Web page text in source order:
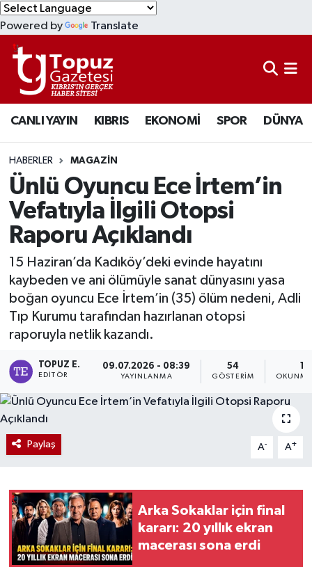
Powered by Translate
CANLI YAYIN KIBRIS EKONOMİ SPOR DÜNYA
HABERLER MAGAZİN
Ünlü Oyuncu Ece İrtem’in
Vefatıyla İlgili Otopsi
Raporu Açıklandı
15 Haziran’da Kadıköy’deki evinde hayatını
kaybeden ve ani ölümüyle sanat dünyasını yasa
boğan oyuncu Ece İrtem’in (35) ölüm nedeni, Adli
Tıp Kurumu tarafından hazırlanan otopsi
raporuyla netlik kazandı.
TOPUZ E.
EDITÖR
09.07.2026 - 08:39
YAYINLANMA
54
GÖSTERIM
Paylaş A- A+
Arka Sokaklar için final
kararı: 20 yıllık ekran
macerası sona erdi
KIBRIS
DÜNYA
EKONOMİ
MAGAZİN
SAĞLIK
SPOR
TEKNOLOJİ
TÜRKİYE
Lefkoşa Nöbetçi Eczaneler
Lefkoşa Hava Durumu
Lefkoşa Trafik Yoğunluk Haritası
Süper Lig Puan Durumu ve Fikstür
Tüm Manşetler
Son Dakika Haberleri
Haber Arşivi